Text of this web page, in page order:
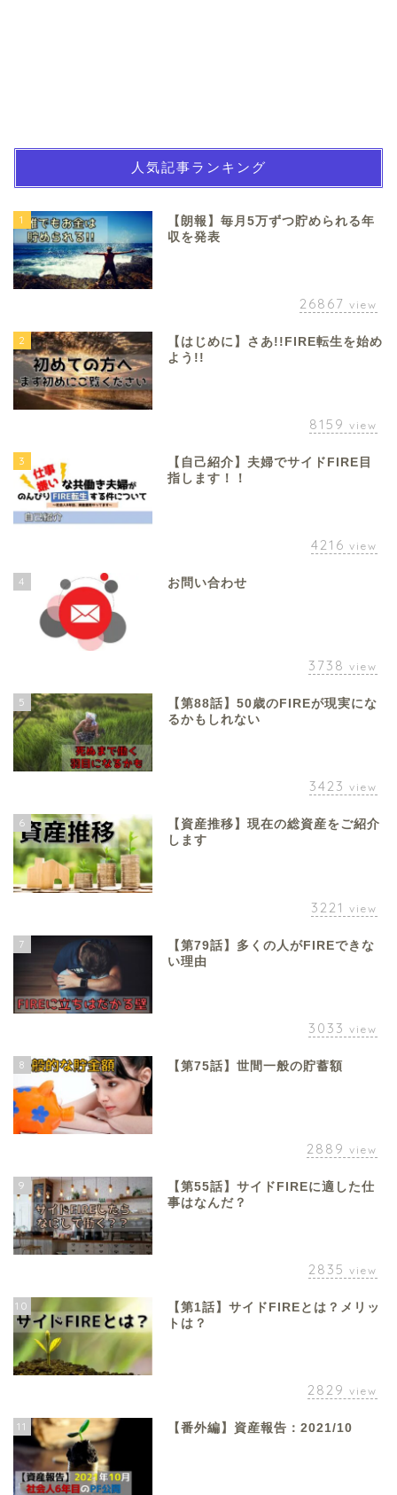
人気記事ランキング
1
【朗報】毎月5万ずつ貯められる年
収を発表
26867 view
2
【はじめに】さあ!!FIRE転生を始め
よう!!
8159 view
3
【自己紹介】夫婦でサイドFIRE目
指します！！
4216 view
4 お問い合わせ
3738 view
5
【第88話】50歳のFIREが現実にな
るかもしれない
3423 view
6
【資産推移】現在の総資産をご紹介
します
3221 view
7
【第79話】多くの人がFIREできな
い理由
3033 view
8 【第75話】世間一般の貯蓄額
2889 view
9
【第55話】サイドFIREに適した仕
事はなんだ？
2835 view
10
【第1話】サイドFIREとは？メリッ
トは？
2829 view
11 【番外編】資産報告：2021/10